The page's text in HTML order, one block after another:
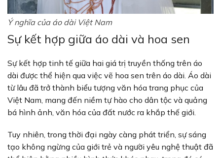
Ý nghĩa của áo dài Việt Nam
Sự kết hợp giữa áo dài và hoa sen
Sự kết hợp tinh tế giữa hai giá trị truyền thống trên áo
dài được thể hiện qua việc vẽ hoa sen trên áo dài. Áo dài
từ lâu đã trở thành biểu tượng văn hóa trang phục của
Việt Nam, mang đến niềm tự hào cho dân tộc và quảng
bá hình ảnh, văn hóa của đất nước ra khắp thế giới.
Tuy nhiên, trong thời đại ngày càng phát triển, sự sáng
tạo không ngừng của giới trẻ và người yêu nghệ thuật đã